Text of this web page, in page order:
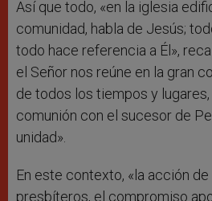
Así que todo, «en la iglesia
comunidad, habla de Jesús;
todo hace referencia a Él»,
el Señor nos reúne en la gran
de todos los tiempos y lugares,
comunión con el sucesor de
unidad».
En este contexto, «la acción
presbíteros, el compromiso